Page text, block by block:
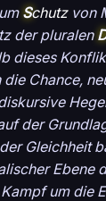
Schutzvon
der pluralen D
dieses
Chance,
der
Gleichheit
Ebene
um die